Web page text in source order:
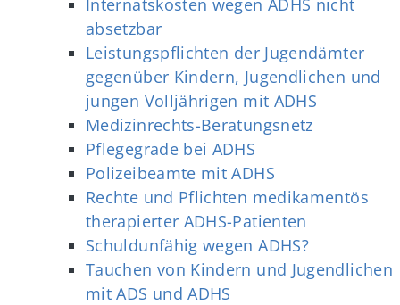
absetzbar
Leistungspflichten der Jugendämter
gegenüber Kindern, Jugendlichen und
jungen Volljährigen mit ADHS
Medizinrechts-Beratungsnetz
Pflegegrade bei ADHS
Polizeibeamte mit ADHS
Rechte und Pflichten medikamentös
therapierter ADHS-Patienten
Schuldunfähig wegen ADHS?
Tauchen von Kindern und Jugendlichen
mit ADS und ADHS